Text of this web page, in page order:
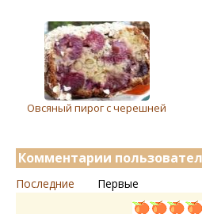
Овсяный пирог с черешней
Комментарии
Последние Первые